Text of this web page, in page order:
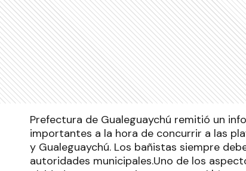
Prefectura de Gualeguaychú remitió un
importantes a la hora de concurrir a las
y Gualeguaychú. Los bañistas siempre
autoridades municipales.Uno de los